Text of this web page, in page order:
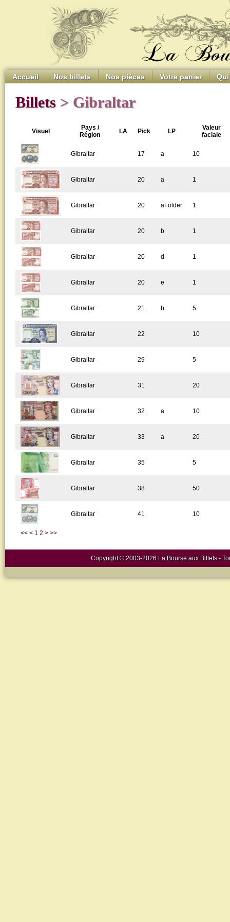
Accueil Nos billets Nos pièces Votre panier
Billets > Gibraltar
Visuel
Pays /
Région
LA Pick LP
Valeur
faciale
<< < 1 2 > >>
Gibraltar 17 a 10
Gibraltar 20 a 1
Gibraltar 20 aFolder 1
Gibraltar 20 b 1
Gibraltar 20 d 1
Gibraltar 20 e 1
Gibraltar 21 b 5
Gibraltar 22 10
Gibraltar 29 5
Gibraltar 31 20
Gibraltar 32 a 10
Gibraltar 33 a 20
Gibraltar 35 5
Gibraltar 38 50
Gibraltar 41 10
Copyright © 2003-2026 La Bourse aux Billets -